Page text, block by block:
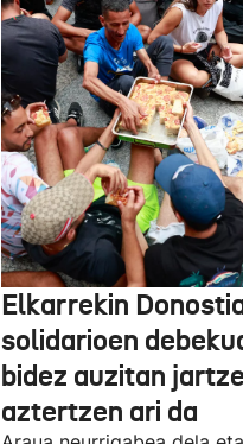
Elkarrekin
solidarioen
bidez auzitan
aztertzen ari da